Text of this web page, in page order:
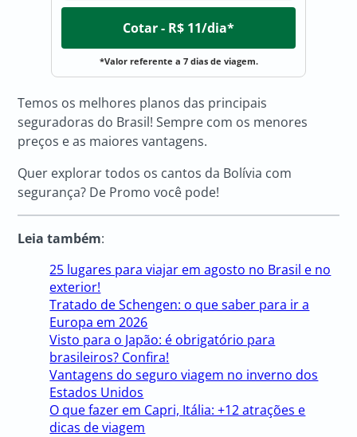
Cotar - R$ 11/dia*
*Valor referente a 7 dias de viagem.
Temos os melhores planos das principais
seguradoras do Brasil! Sempre com os menores
preços e as maiores vantagens.
Quer explorar todos os cantos da Bolívia com
segurança? De Promo você pode!
Leia também:
25 lugares para viajar em agosto no Brasil e no
exterior!
Tratado de Schengen: o que saber para ir a
Europa em 2026
Visto para o Japão: é obrigatório para
brasileiros? Confira!
Vantagens do seguro viagem no inverno dos
Estados Unidos
O que fazer em Capri, Itália: +12 atrações e
dicas de viagem